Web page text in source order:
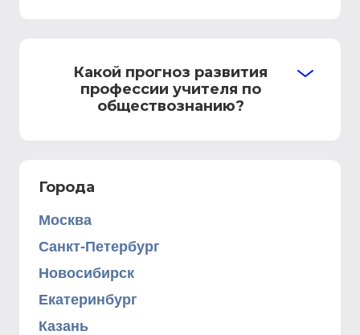
Какой прогноз развития
профессии учителя по
обществознанию?
Города
Москва
Санкт-Петербург
Новосибирск
Екатеринбург
Казань